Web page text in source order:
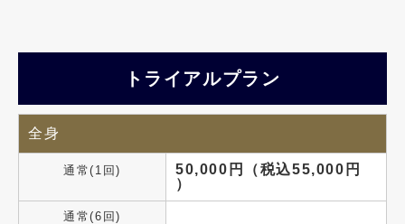
トライアルプラン
全身
通常(1回)
50,000円（税込55,000円
）
通常(6回)